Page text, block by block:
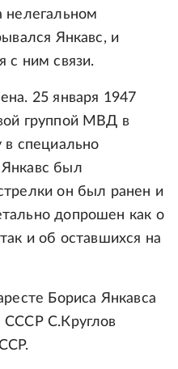
нелегальном
Янкавс, и
с ним связи.
25 января 1947
группой МВД в
в специально
был
он был ранен и
допрошен как о
и об оставшихся на
Бориса Янкавса
СССР С.Круглов